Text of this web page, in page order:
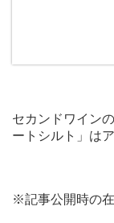
セカンドワイン
ートシルト」は
※記事公開時の